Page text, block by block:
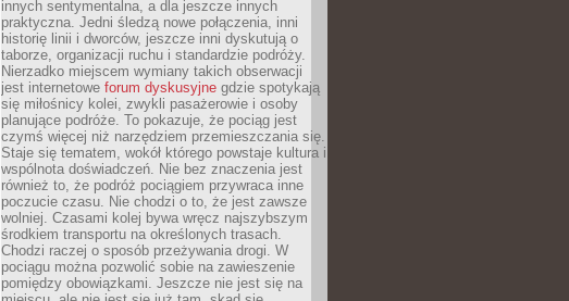
innych sentymentalna, a dla jeszcze innych
praktyczna. Jedni śledzą nowe połączenia, inni
historię linii i dworców, jeszcze inni dyskutują o
taborze, organizacji ruchu i standardzie podróży.
Nierzadko miejscem wymiany takich obserwacji
jest internetowe forum dyskusyjne gdzie spotykają
się miłośnicy kolei, zwykli pasażerowie i osoby
planujące podróże. To pokazuje, że pociąg jest
czymś więcej niż narzędziem przemieszczania się.
Staje się tematem, wokół którego powstaje kultura i
wspólnota doświadczeń. Nie bez znaczenia jest
również to, że podróż pociągiem przywraca inne
poczucie czasu. Nie chodzi o to, że jest zawsze
wolniej. Czasami kolej bywa wręcz najszybszym
środkiem transportu na określonych trasach.
Chodzi raczej o sposób przeżywania drogi. W
pociągu można pozwolić sobie na zawieszenie
pomiędzy obowiązkami. Jeszcze nie jest się na